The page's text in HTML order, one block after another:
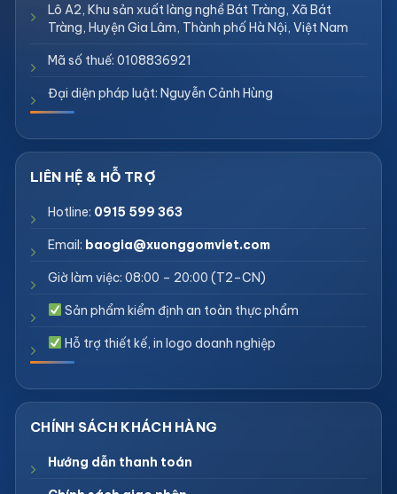
Lô A2, Khu sản xuất làng nghề Bát Tràng, Xã Bát
Tràng, Huyện Gia Lâm, Thành phố Hà Nội, Việt Nam
Mã số thuế: 0108836921
Đại diện pháp luật: Nguyễn Cảnh Hùng
Hotline: 0915 599 363
Email: baogia@xuonggomviet.com
Giờ làm việc: 08:00 – 20:00 (T2–CN)
Sản phẩm kiểm định an toàn thực phẩm
Hỗ trợ thiết kế, in logo doanh nghiệp
Hướng dẫn thanh toán